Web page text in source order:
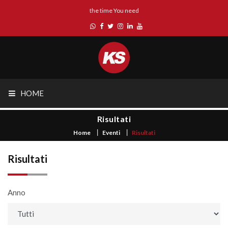
the time You need
HOME
Risultati
Home Eventi Risultati
Risultati
Anno